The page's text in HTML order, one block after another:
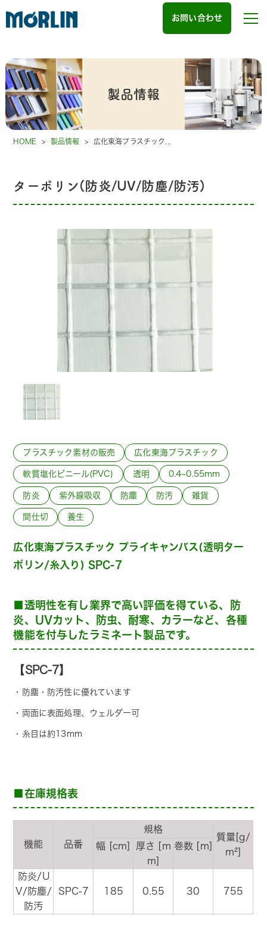
お問い合わせ
製品情報
HOME > 製品情報 > 広化東海プラスチック...
ターポリン(防炎/UV/防塵/防汚)
プラスチック素材の販売 広化東海プラスチック
軟質塩化ビニール(PVC) 透明 0.4~0.55mm
防炎 紫外線吸収 防塵 防汚 雑貨
間仕切 養生
広化東海プラスチック プライキャンバス(透明ター
ポリン/糸入り) SPC-7
■透明性を有し業界で高い評価を得ている、防
炎、UVカット、防虫、耐寒、カラーなど、各種
機能を付与したラミネート製品です。
【SPC-7】
・防塵・防汚性に優れています
・ 両面に表面処理、ウェルダー可
・糸目は約13mm
■在庫規格表
機能 品番
規格
質量[g/
m²]
幅 [cm]
厚さ [m
m]
巻数 [m]
防炎/U
V/防塵/
防汚
SPC-7 185 0.55 30 755